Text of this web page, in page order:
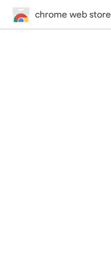
chrome web store